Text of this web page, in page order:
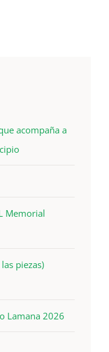
acompaña a
Memorial
piezas)
Lamana 2026